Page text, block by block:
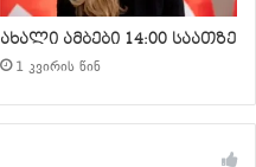
ახალი ამბები 14:00 საათზე
1 კვირის წინ